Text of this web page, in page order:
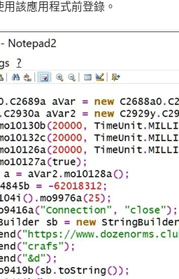
該應用程式前登錄。